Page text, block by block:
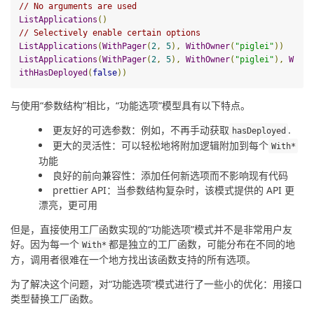
// No arguments are used
ListApplications ()
// Selectively enable certain options
ListApplications (WithPager(2, 5), WithOwner( "piglei" ))
ListApplications (WithPager(2, 5), WithOwner( "piglei" ),
W
ithHasDeployed ( false))
与使用“参数结构”相比，“功能选项”模型具有以下特点。
更友好的可选参数：例如，不再手动获取 hasDeployed .
更大的灵活性：可以轻松地将附加逻辑附加到每个 With*
功能
良好的前向兼容性：添加任何新选项而不影响现有代码
prettier API：当参数结构复杂时，该模式提供的 API 更
漂亮，更可用
但是，直接使用工厂函数实现的“功能选项”模式并不是非常用户友
好。因为每一个 With* 都是独立的工厂函数，可能分布在不同的地
方，调用者很难在一个地方找出该函数支持的所有选项。
为了解决这个问题，对“功能选项”模式进行了一些小的优化：用接口
类型替换工厂函数。